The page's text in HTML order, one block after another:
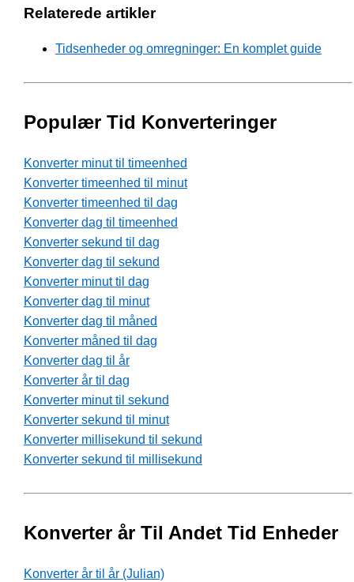
Relaterede artikler
Tidsenheder og omregninger: En komplet guide
Populær Tid Konverteringer
Konverter minut til timeenhed
Konverter timeenhed til minut
Konverter timeenhed til dag
Konverter dag til timeenhed
Konverter sekund til dag
Konverter dag til sekund
Konverter minut til dag
Konverter dag til minut
Konverter dag til måned
Konverter måned til dag
Konverter dag til år
Konverter år til dag
Konverter minut til sekund
Konverter sekund til minut
Konverter millisekund til sekund
Konverter sekund til millisekund
Konverter år Til Andet Tid Enheder
Konverter år til år (Julian)